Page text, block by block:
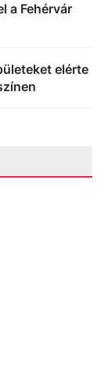
a Fehérvár
elérte